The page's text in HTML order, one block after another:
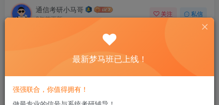
通信考研小马哥
2年前更新
关注 私信
23真题系列正式启动！小马哥将全面发布23真题
及详细解析！
往期真题合集链接
最新梦马班已上线！
强强联合，你值得拥有！